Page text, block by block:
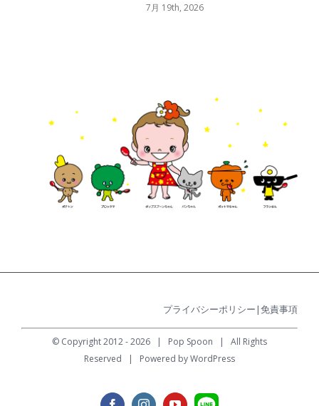
7月 19th, 2026
プライバシーポリシー|免責事項
© Copyright 2012 -2026 | Pop Spoon | All Rights
Reserved | Powered byWordPress
LINE